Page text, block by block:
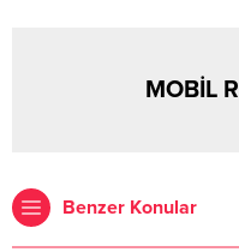
MOBİL
Benzer Konular